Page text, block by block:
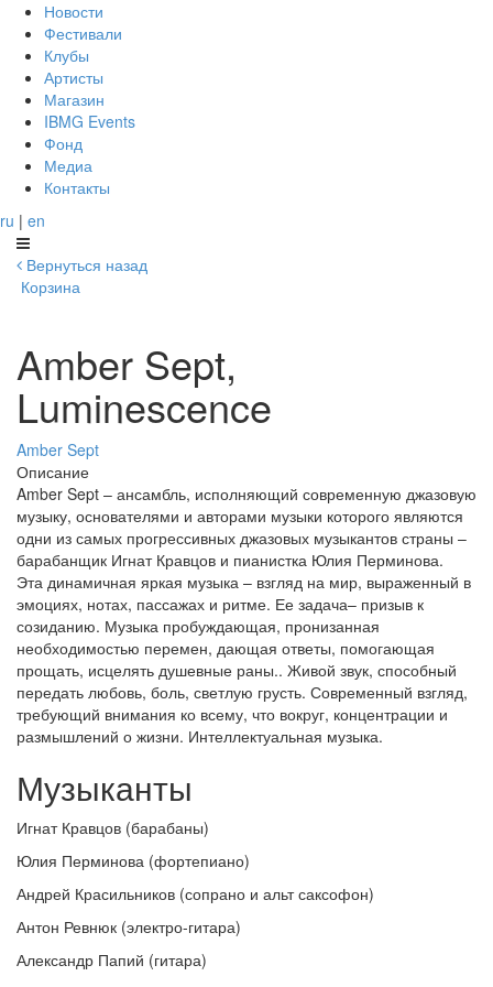
Новости
Фестивали
Клубы
Артисты
Магазин
IBMG Events
Фонд
Медиа
Контакты
ru | en
Вернуться назад
Корзина
Amber Sept,
Luminescence
Amber Sept
Описание
Amber Sept – ансамбль, исполняющий современную джазовую
музыку, основателями и авторами музыки которого являются
одни из самых прогрессивных джазовых музыкантов страны –
барабанщик Игнат Кравцов и пианистка Юлия Перминова.
Эта динамичная яркая музыка – взгляд на мир, выраженный в
эмоциях, нотах, пассажах и ритме. Ее задача– призыв к
созиданию. Музыка пробуждающая, пронизанная
необходимостью перемен, дающая ответы, помогающая
прощать, исцелять душевные раны.. Живой звук, способный
передать любовь, боль, светлую грусть. Современный взгляд,
требующий внимания ко всему, что вокруг, концентрации и
размышлений о жизни. Интеллектуальная музыка.
Музыканты
Игнат Кравцов (барабаны)
Юлия Перминова (фортепиано)
Андрей Красильников (сопрано и альт саксофон)
Антон Ревнюк (электро-гитара)
Александр Папий (гитара)